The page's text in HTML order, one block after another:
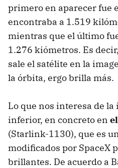
primero en aparecer fue
encontraba a 1.519
mientras que el último
1.276 kiómetros. Es
sale el satélite en la
la órbita, ergo brilla más.
Lo que nos interesa de la
inferior, en concreto en
(Starlink-1130), que es
modificados por SpaceX
brillantes. De acuerdo a